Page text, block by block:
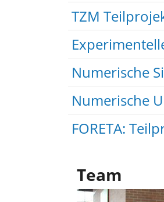
TZM
Numerische
Numerische
FORETA:
Team